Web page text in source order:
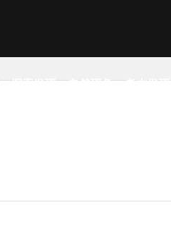
探索发现 自然现象 考古发现